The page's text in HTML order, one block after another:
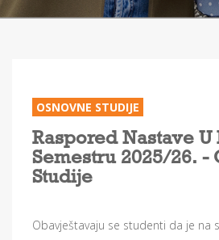
OSNOVNE STUDIJE
Raspored Nastave U
Semestru 2025/26. -
Studije
Obavještavaju se studenti da je na